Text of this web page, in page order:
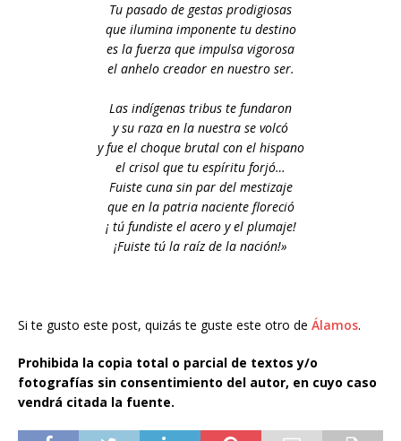
Tu pasado de gestas prodigiosas
que ilumina imponente tu destino
es la fuerza que impulsa vigorosa
el anhelo creador en nuestro ser.
Las indígenas tribus te fundaron
y su raza en la nuestra se volcó
y fue el choque brutal con el hispano
el crisol que tu espíritu forjó…
Fuiste cuna sin par del mestizaje
que en la patria naciente floreció
¡ tú fundiste el acero y el plumaje!
¡Fuiste tú la raíz de la nación!»
Si te gusto este post, quizás te guste este otro de Álamos.
Prohibida la copia total o parcial de textos y/o
fotografías sin consentimiento del autor, en cuyo caso
vendrá citada la fuente.